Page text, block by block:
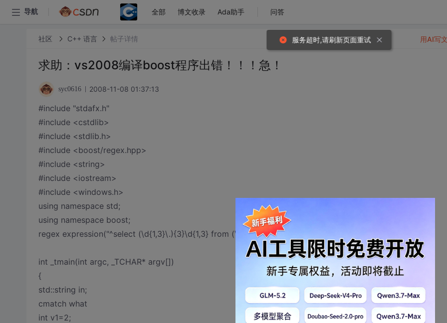
导航 全部 博文收录 Ada助手 问答
社区 C++ 语言 帖子详情
求助：vs2008编译boost程序出错！！！急！
syc0616 2008-11-08 01:37:13
#include "stdafx.h"
#include <cstdlib>
#include <stdlib.h>
#include <boost/regex.hpp>
#include <string>
#include <iostream>
#include <windows.h>
using namespace std;
using namespace boost;
regex expression("^select (\d{1,3}\.){3}\d{1,3} from (\d{1,3}\.){3}\d{1,3} ");
int _tmain(int argc, _TCHAR* argv[])
{
std::string in;
cmatch what
int v1=2;
用AI写
服务超时,请刷新页面重试